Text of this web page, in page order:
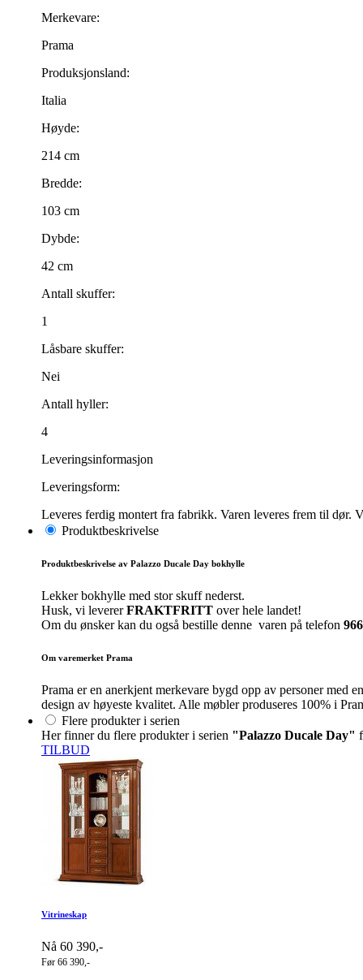
Merkevare:
Prama
Produksjonsland:
Italia
Høyde:
214 cm
Bredde:
103 cm
Dybde:
42 cm
Antall skuffer:
1
Låsbare skuffer:
Nei
Antall hyller:
4
Leveringsinformasjon
Leveringsform:
Leveres ferdig montert fra fabrikk. Varen leveres frem til dør.
Produktbeskrivelse
Produktbeskrivelse av Palazzo Ducale Day bokhylle
Lekker bokhylle med stor skuff nederst.
Husk, vi levererFRAKTFRITT over hele landet!
Om du ønsker kan du også bestille denne varen på telefon
Om varemerket Prama
Prama er en anerkjent merkevare bygd opp av personer med
design av høyeste kvalitet. Alle møbler produseres 100% i
Flere produkter i serien
Her finner du flere produkter i serien "Palazzo Ducale Day"
TILBUD
Vitrineskap
Nå 60 390,-
Før 66 390,-